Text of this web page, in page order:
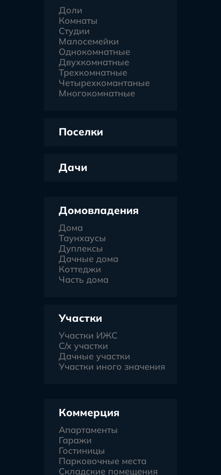
Доли
Комнаты
Студии
Малосемейки
Однокомнатные
Двухкомнатные
Трехкомнатные
Четырехкомантаные
Многокомнатные
Поселки
Дачи
Домовладения
Дома
Таунхаусы
Дуплексы
Дачные дома
Коттеджи
Часть дома
Участки
Участки ИЖС
С/х участки
Дачные участки
Участки иного значения
Коммерция
Апартаменты
Гаражи
Гостиницы
Парковочные места
Складские помещения